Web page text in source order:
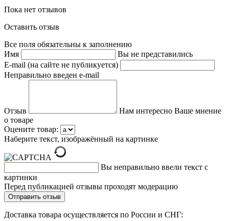
Пока нет отзывов
Оставить отзыв
Все поля обязательны к заполнению
Имя
Вы не представились
E-mail (на сайте не публикуется)
Неправильно введен e-mail
Отзыв
Нам интересно Ваше мнение
о товаре
Оцените товар:
Наберите текст, изображённый на картинке
Вы неправильно ввели текст с
картинки
Перед публикацией отзывы проходят модерацию
Доставка товара осуществляется по России и СНГ: